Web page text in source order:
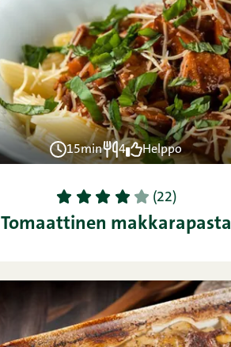
15min 4 Helppo
1 2 3 4 5 (22)
Tomaattinen makkarapasta